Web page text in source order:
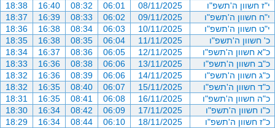
י"ז חשוון ה'תשפ"ו
08/11/2025
06:01
08:32
16:40
18:38
י"ח חשוון ה'תשפ"ו
09/11/2025
06:02
08:33
16:39
18:37
י"ט חשוון ה'תשפ"ו
10/11/2025
06:03
08:34
16:38
18:36
כ' חשוון ה'תשפ"ו
11/11/2025
06:04
08:35
16:38
18:35
כ"א חשוון ה'תשפ"ו
12/11/2025
06:05
08:36
16:37
18:34
כ"ב חשוון ה'תשפ"ו
13/11/2025
06:06
08:38
16:36
18:33
כ"ג חשוון ה'תשפ"ו
14/11/2025
06:06
08:39
16:36
18:32
כ"ד חשוון ה'תשפ"ו
15/11/2025
06:07
08:40
16:35
18:32
כ"ה חשוון ה'תשפ"ו
16/11/2025
06:08
08:41
16:35
18:31
כ"ו חשוון ה'תשפ"ו
17/11/2025
06:09
08:42
16:34
18:30
כ"ז חשוון ה'תשפ"ו
18/11/2025
06:10
08:44
16:34
18:29